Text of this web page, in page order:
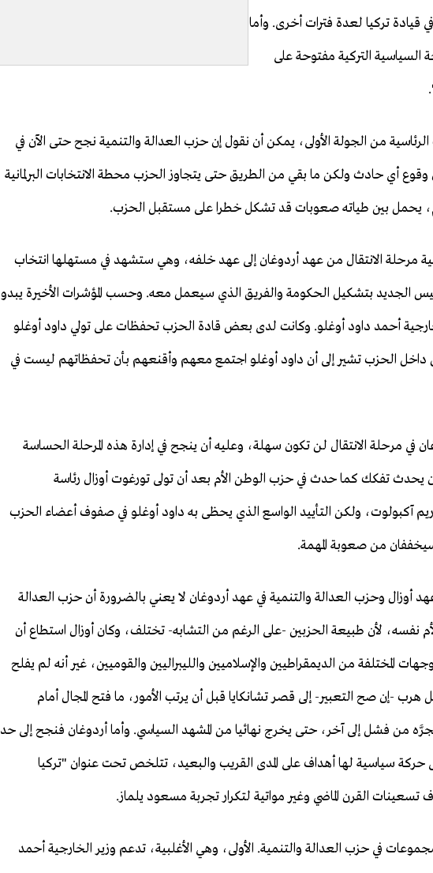
قيادة تركيا لعدة فترات أخرى. وأما
التركية مفتوحة على
الرئاسية من الجولة الأولى، يمكن أن نقول إن حزب العدالة والتنمية نجح حتى الآن في
أي حادث ولكن ما بقي من الطريق حتى يتجاوز الحزب محطة الانتخابات البرلمانية
يحمل بين طياته صعوبات قد تشكل خطرا على مستقبل الحزب.
مرحلة الانتقال من عهد أردوغان إلى عهد خلفه، وهي ستشهد في مستهلها انتخاب
الجديد بتشكيل الحكومة والفريق الذي سيعمل معه. وحسب المؤشرات الأخيرة يبدو
أحمد داود أوغلو. وكانت لدى بعض قادة الحزب تحفظات على تولي داود أوغلو
داخل الحزب تشير إلى أن داود أوغلو اجتمع معهم وأقنعهم بأن تحفظاتهم ليست في
مرحلة الانتقال لن تكون سهلة، وعليه أن ينجح في إدارة هذه المرحلة الحساسة
تفكك كما حدث في حزب الوطن الأم بعد أن تولى تورغوت أوزال رئاسة
آكبولوت، ولكن التأييد الواسع الذي يحظى به داود أوغلو في صفوف أعضاء الحزب
من صعوبة المهمة.
أوزال وحزب العدالة والتنمية في عهد أردوغان لا يعني بالضرورة أن حزب العدالة
نفسه، لأن طبيعة الحزبين -على الرغم من التشابه- تختلف، وكان أوزال استطاع أن
المختلفة من الديمقراطيين والإسلاميين والليبراليين والقوميين، غير أنه لم يفلح
-إن صح التعبير- إلى قصر تشانكايا قبل أن يرتب الأمور، ما فتح المجال أمام
من فشل إلى آخر، حتى يخرج نهائيا من المشهد السياسي. وأما أردوغان فنجح إلى حد
حركة سياسية لها أهداف على المدى القريب والبعيد، تتلخص تحت عنوان "تركيا
القرن الماضي وغير مواتية لتكرار تجربة مسعود يلماز.
في حزب العدالة والتنمية. الأولى، وهي الأغلبية، تدعم وزير الخارجية أحمد